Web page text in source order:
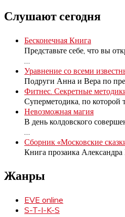
Слушают сегодня
Бесконечная Книга
Представьте себе, что вы
Уравнение со всеми
Подруги Анна и Вера по
Фитнес. Секретные
Суперметодика, по которой
Невозможная магия
В день колдовского
Сборник «Московские
Книга прозаика
Жанры
EVE online
S-T-I-K-S